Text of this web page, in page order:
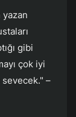
yazan
gibi
çok iyi
sevecek." –